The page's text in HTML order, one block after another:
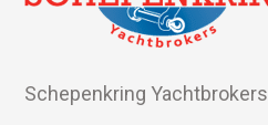
Schepenkring Yachtbrokers